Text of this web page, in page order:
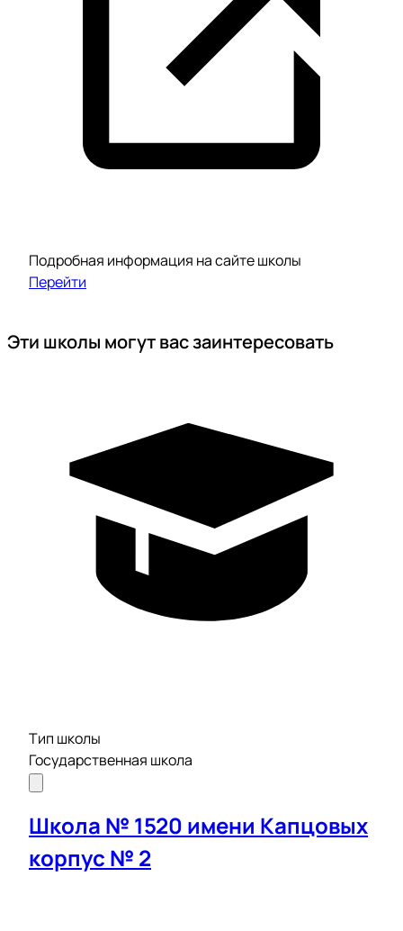
Подробная информация на сайте школы
Перейти
Эти школы могут вас заинтересовать
Тип школы
Государственная школа
Школа № 1520 имени Капцовых
корпус № 2